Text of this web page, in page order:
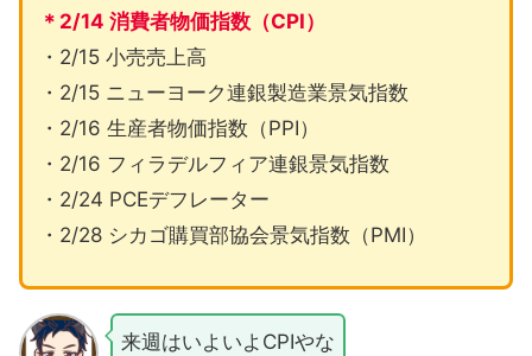
＊2/14 消費者物価指数（CPI）
・2/15 小売売上高
・2/15 ニューヨーク連銀製造業景気指数
・2/16 生産者物価指数（PPI）
・2/16 フィラデルフィア連銀景気指数
・2/24 PCEデフレーター
・2/28 シカゴ購買部協会景気指数（PMI）
来週はいよいよCPIやな